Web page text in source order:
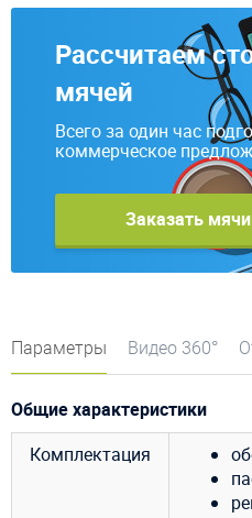
Рассчитаем
мячей
Всего за один час
коммерческое
Заказать
Параметры Видео 360°
Общие характеристики
Комплектация